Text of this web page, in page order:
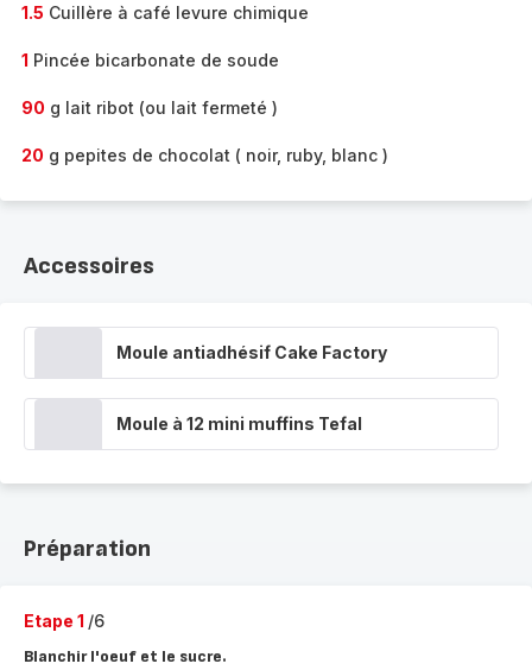
1.5 Cuillère à café levure chimique
1 Pincée bicarbonate de soude
90 g lait ribot (ou lait fermeté )
20 g pepites de chocolat ( noir, ruby, blanc )
Accessoires
Moule antiadhésif Cake Factory
Moule à 12 mini muffins Tefal
Préparation
Etape 1 /6
Blanchir l'oeuf et le sucre.